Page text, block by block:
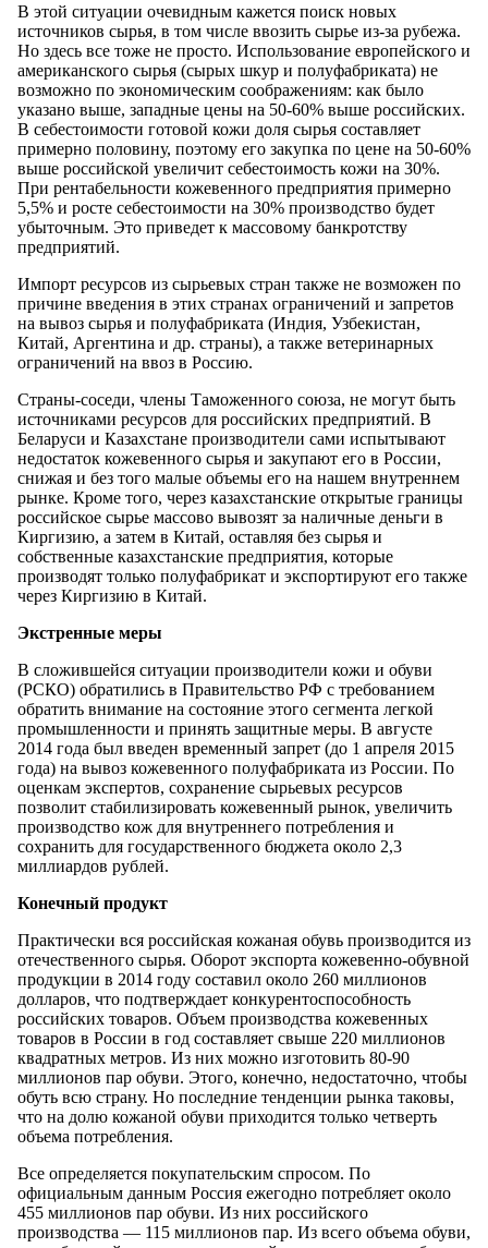
В этой ситуации очевидным кажется поиск новых
источников сырья, в том числе ввозить сырье из-за рубежа.
Но здесь все тоже не просто. Использование европейского и
американского сырья (сырых шкур и полуфабриката) не
возможно по экономическим соображениям: как было
указано выше, западные цены на 50-60% выше российских.
В себестоимости готовой кожи доля сырья составляет
примерно половину, поэтому его закупка по цене на 50-60%
выше российской увеличит себестоимость кожи на 30%.
При рентабельности кожевенного предприятия примерно
5,5% и росте себестоимости на 30% производство будет
убыточным. Это приведет к массовому банкротству
предприятий.
Импорт ресурсов из сырьевых стран также не возможен по
причине введения в этих странах ограничений и запретов
на вывоз сырья и полуфабриката (Индия, Узбекистан,
Китай, Аргентина и др. страны), а также ветеринарных
ограничений на ввоз в Россию.
Страны-соседи, члены Таможенного союза, не могут быть
источниками ресурсов для российских предприятий. В
Беларуси и Казахстане производители сами испытывают
недостаток кожевенного сырья и закупают его в России,
снижая и без того малые объемы его на нашем внутреннем
рынке. Кроме того, через казахстанские открытые границы
российское сырье массово вывозят за наличные деньги в
Киргизию, а затем в Китай, оставляя без сырья и
собственные казахстанские предприятия, которые
производят только полуфабрикат и экспортируют его также
через Киргизию в Китай.
Экстренные меры
В сложившейся ситуации производители кожи и обуви
(РСКО) обратились в Правительство РФ с требованием
обратить внимание на состояние этого сегмента легкой
промышленности и принять защитные меры. В августе
2014 года был введен временный запрет (до 1 апреля 2015
года) на вывоз кожевенного полуфабриката из России. По
оценкам экспертов, сохранение сырьевых ресурсов
позволит стабилизировать кожевенный рынок, увеличить
производство кож для внутреннего потребления и
сохранить для государственного бюджета около 2,3
миллиардов рублей.
Конечный продукт
Практически вся российская кожаная обувь производится из
отечественного сырья. Оборот экспорта кожевенно-обувной
продукции в 2014 году составил около 260 миллионов
долларов, что подтверждает конкурентоспособность
российских товаров. Объем производства кожевенных
товаров в России в год составляет свыше 220 миллионов
квадратных метров. Из них можно изготовить 80-90
миллионов пар обуви. Этого, конечно, недостаточно, чтобы
обуть всю страну. Но последние тенденции рынка таковы,
что на долю кожаной обуви приходится только четверть
объема потребления.
Все определяется покупательским спросом. По
официальным данным Россия ежегодно потребляет около
455 миллионов пар обуви. Из них российского
производства — 115 миллионов пар. Из всего объема обуви,